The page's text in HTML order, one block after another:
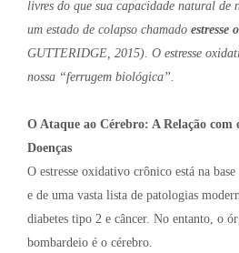
livres do que sua capacidade natural de
um estado de colapso chamado estresse
GUTTERIDGE, 2015). O estresse
nossa “ferrugem biológica”.
O Ataque ao Cérebro: A Relação
Doenças
O estresse oxidativo crônico está na
e de uma vasta lista de patologias
diabetes tipo 2 e câncer. No entanto, o
bombardeio é o cérebro.